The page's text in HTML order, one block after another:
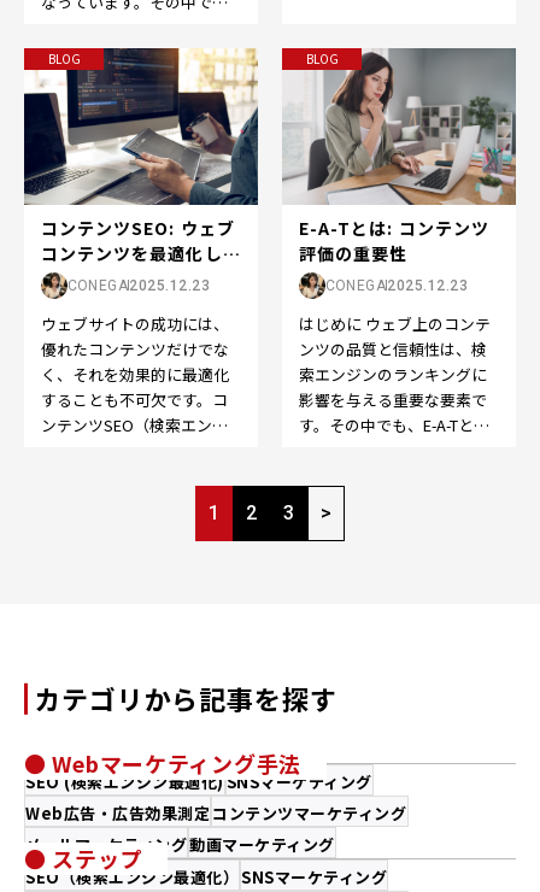
Optimi…
ー…
BLOG
コンテンツSEO: ウェブ
コンテンツを最適化して
検索エンジン...
CONEGA2025.12.23
ウェブサイトの成功には、
優れたコンテンツだけでな
く、それを効果的に最適化
することも不可欠です。コ
ンテンツSEO（検索エンジ
BLOG
E-A-Tとは: コンテンツ
評価の重要性
CONEGA2025.12.23
はじめに ウェブ上のコンテ
ンツの品質と信頼性は、検
索エンジンのランキングに
影響を与える重要な要素で
す。その中でも、E-A-Tとい
ー
1 2 3 >
カテゴリから記事を探す
● Webマーケティング手法
SEO (検索エンジン最適化) SNSマーケティング
Web広告・広告効果測定コンテンツマーケティング
メールマーケティング動画マーケティング
● ステップ
SEO（検索エンジン最適化） SNSマーケティング